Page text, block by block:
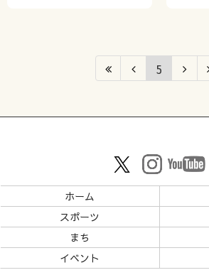
5
ホーム
スポーツ
まち
イベント